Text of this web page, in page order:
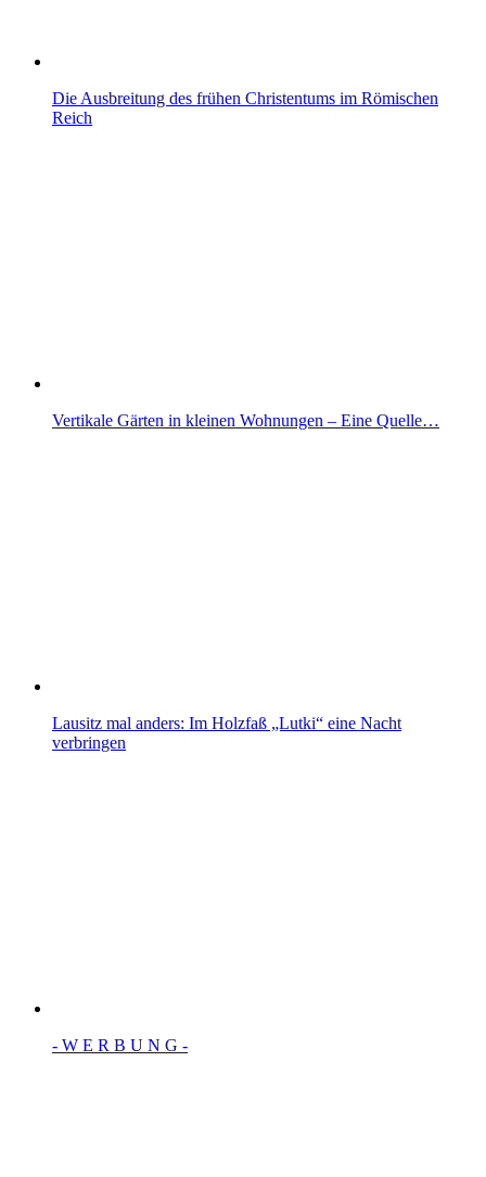
Die Ausbreitung des frühen Christentums im Römischen
Reich
Vertikale Gärten in kleinen Wohnungen – Eine Quelle…
Lausitz mal anders: Im Holzfaß „Lutki“ eine Nacht
verbringen
- W Ε R Β U Ν G -